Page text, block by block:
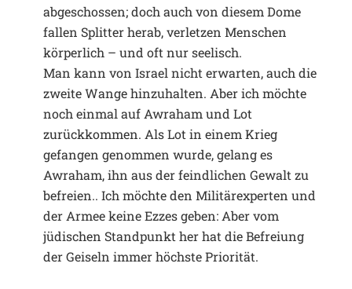
abgeschossen; doch auch von diesem Dome
fallen Splitter herab, verletzen Menschen
körperlich – und oft nur seelisch.
Man kann von Israel nicht erwarten, auch die
zweite Wange hinzuhalten. Aber ich möchte
noch einmal auf Awraham und Lot
zurückkommen. Als Lot in einem Krieg
gefangen genommen wurde, gelang es
Awraham, ihn aus der feindlichen Gewalt zu
befreien.. Ich möchte den Militärexperten und
der Armee keine Ezzes geben: Aber vom
jüdischen Standpunkt her hat die Befreiung
der Geiseln immer höchste Priorität.